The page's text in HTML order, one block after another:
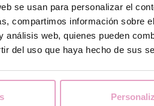
se usan para personalizar el
compartimos información sobre
análisis web, quienes pueden
del uso que haya hecho de sus
histórica
tu vida o que
siempre me han causado
un referente. Yo nunca